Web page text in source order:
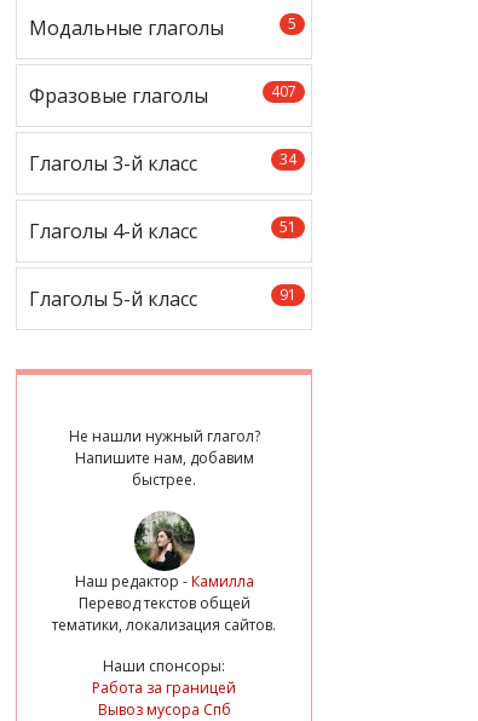
5
Модальные глаголы
407
Фразовые глаголы
34
Глаголы 3-й класс
51
Глаголы 4-й класс
91
Глаголы 5-й класс
Не нашли нужный глагол?
Напишите нам, добавим
быстрее.
Наш редактор -Камилла
Перевод текстов общей
тематики, локализация сайтов.
Наши спонсоры:
Работа за границей
Вывоз мусора Спб